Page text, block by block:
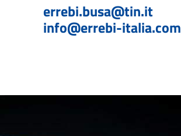
errebi.busa@tin.it
info@errebi-italia.com